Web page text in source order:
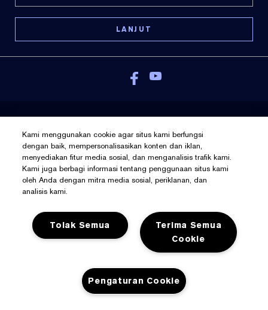
Syarat Dan Ketentuan
Kelola Cookies
© Hak Cipta Pada Estée Lauder Inc
Kami menggunakan cookie agar situs kami berfungsi
dengan baik, mempersonalisasikan konten dan iklan,
menyediakan fitur media sosial, dan menganalisis trafik kami.
Kami juga berbagi informasi tentang penggunaan situs kami
oleh Anda dengan mitra media sosial, periklanan, dan
analisis kami.
Terima Semua
Cookie
Tolak Semua
Pengaturan Cookie